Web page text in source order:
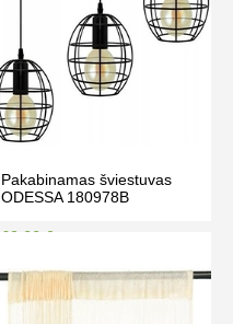
Pakabinamas šviestuvas
ODESSA 180978B
69.00 €
Kaina prisijungus
PIRKTI